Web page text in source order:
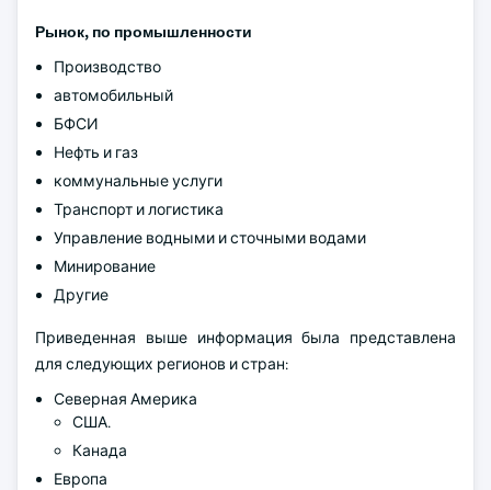
Рынок, по промышленности
Производство
автомобильный
БФСИ
Нефть и газ
коммунальные услуги
Транспорт и логистика
Управление водными и сточными водами
Минирование
Другие
Приведенная выше информация была представлена
для следующих регионов и стран:
Северная Америка
США.
Канада
Европа